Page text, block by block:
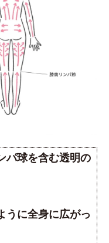
球を含む透明の
全身に広がっ